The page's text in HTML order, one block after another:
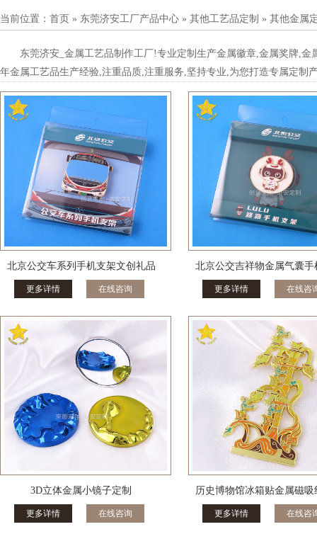
当前位置： 首页 » 东莞济安工厂产品中心 » 其他工艺品定制 » 其他金属
东莞济安 金属工艺品制作工厂!专业定制生产金属徽章,金属奖牌,金
年金属工艺品生产经验,注重品质,注重服务,坚持专业,为您打造专属定制
北京公交车系列手机支架文创礼品
更多详情 在线咨询
北京公交吉祥物金属气囊手
更多详情 在线咨
3D立体金属小镜子定制
更多详情 在线咨询
历史博物馆冰箱贴金属磁吸
更多详情 在线咨